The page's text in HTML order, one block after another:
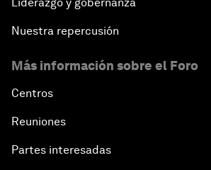
Nuestra repercusión
Más información sobre el Foro
Centros
Reuniones
Partes interesadas